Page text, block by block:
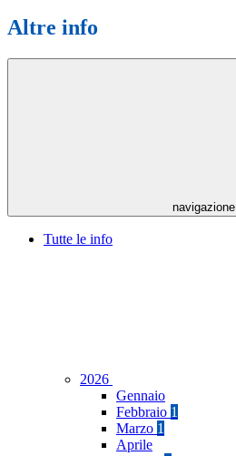
Altre info
navigazione
Tutte le info
2026
Gennaio
Febbraio 1
Marzo 1
Aprile